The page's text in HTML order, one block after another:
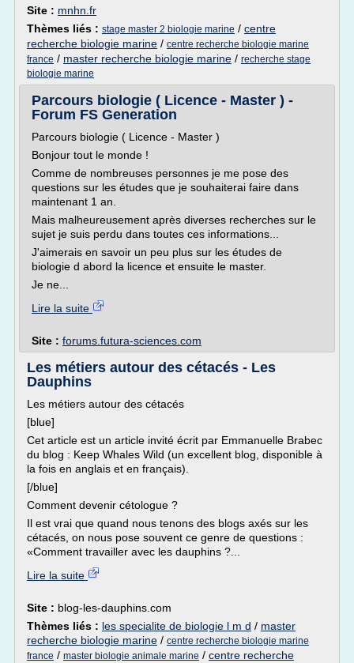
Site : mnhn.fr
Thèmes liés : stage master 2 biologie marine / centre
recherche biologie marine / centre recherche biologie marine
france / master recherche biologie marine / recherche stage
biologie marine
Parcours biologie ( Licence - Master ) -
Forum FS Generation
Parcours biologie ( Licence - Master )
Bonjour tout le monde !
Comme de nombreuses personnes je me pose des
questions sur les études que je souhaiterai faire dans
maintenant 1 an.
Mais malheureusement après diverses recherches sur le
sujet je suis perdu dans toutes ces informations...
J'aimerais en savoir un peu plus sur les études de
biologie d abord la licence et ensuite le master.
Je ne...
Lire la suite
Site : forums.futura-sciences.com
Les métiers autour des cétacés - Les
Dauphins
Les métiers autour des cétacés
[blue]
Cet article est un article invité écrit par Emmanuelle Brabec
du blog : Keep Whales Wild (un excellent blog, disponible à
la fois en anglais et en français).
[/blue]
Comment devenir cétologue ?
Il est vrai que quand nous tenons des blogs axés sur les
cétacés, on nous pose souvent ce genre de questions :
«Comment travailler avec les dauphins ?...
Lire la suite
Site : blog-les-dauphins.com
Thèmes liés : les specialite de biologie l m d / master
recherche biologie marine / centre recherche biologie marine
france / master biologie animale marine / centre recherche